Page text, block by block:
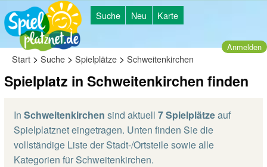
Suche Neu Karte
Anmelden
Start > Suche > Spielplätze > Schweitenkirchen
Spielplatz in Schweitenkirchen finden
In Schweitenkirchen sind aktuell 7 Spielplätzeauf
Spielplatznet eingetragen. Unten finden Sie die
vollständige Liste der Stadt-/Ortsteile sowie alle
Kategorien für Schweitenkirchen.